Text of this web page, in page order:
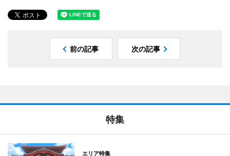
前の記事 次の記事
特集
エリア特集